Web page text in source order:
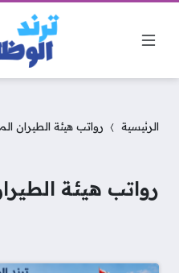
الرئيسية رواتب هيئة الطيران
رواتب هيئة